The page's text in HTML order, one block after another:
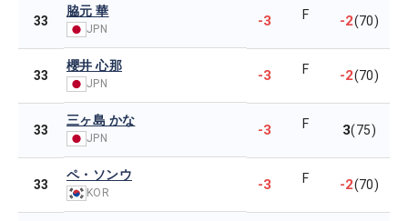
33
脇元 華
JPN -3 F -2(70)
33
櫻井 心那
JPN -3 F -2(70)
33
三ヶ島 かな
JPN -3 F 3(75)
33
ペ・ソンウ
KOR -3 F -2(70)